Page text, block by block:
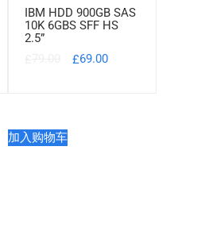
IBM HDD 900GB SAS
10K 6GBS SFF HS
2.5”
£69.00
加入购物车